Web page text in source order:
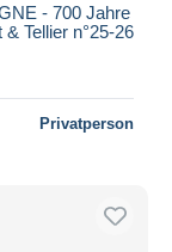
- 700 Jahre
Tellier n°25-26
Privatperson